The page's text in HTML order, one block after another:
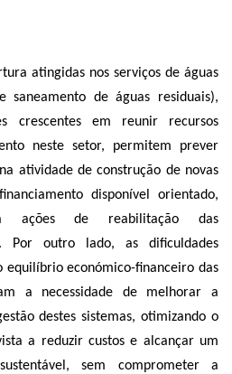
atingidas nos serviços de águas
saneamento de águas residuais),
crescentes em reunir recursos
neste setor, permitem prever
atividade de construção de novas
disponível orientado,
ações de reabilitação das
Por outro lado, as dificuldades
equilíbrio económico-financeiro das
a necessidade de melhorar a
destes sistemas, otimizando o
a reduzir custos e alcançar um
sem comprometer a